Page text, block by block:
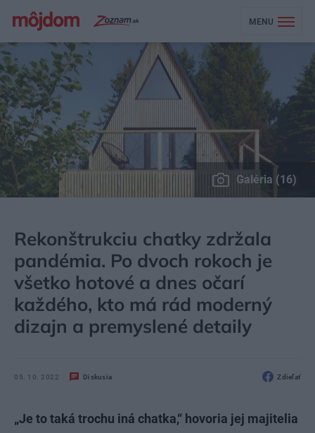
MENU
Galéria (16)
Rekonštrukciu chatky zdržala
pandémia. Po dvoch rokoch je
všetko hotové a dnes očarí
každého, kto má rád moderný
dizajn a premyslené detaily
05. 10. 2022 Diskusia Zdieľať
„Je to taká trochu iná chatka,“ hovoria jej majitelia